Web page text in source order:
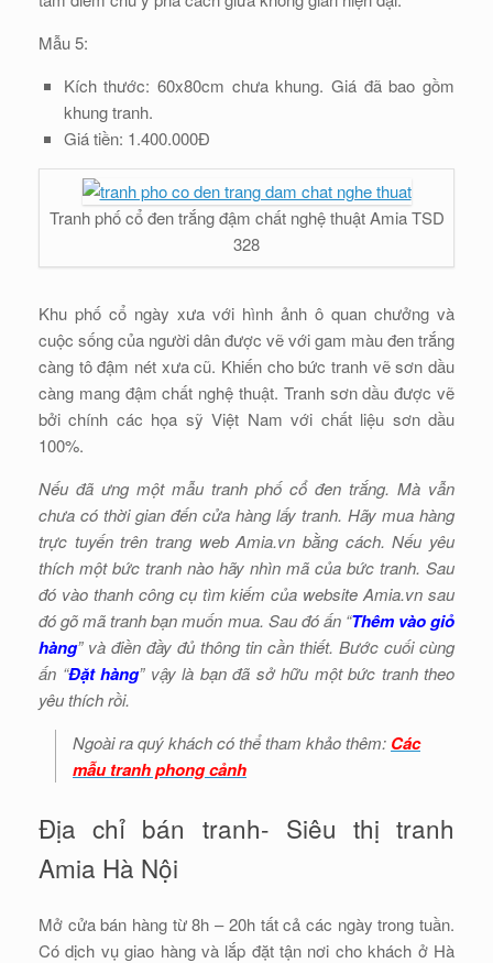
Mẫu 5:
Kích thước: 60x80cm chưa khung. Giá đã bao gồm
khung tranh.
Giá tiền: 1.400.000Đ
Tranh phố cổ đen trắng đậm chất nghệ thuật Amia TSD
328
Khu phố cổ ngày xưa với hình ảnh ô quan chưởng và
cuộc sống của người dân được vẽ với gam màu đen trắng
càng tô đậm nét xưa cũ. Khiến cho bức tranh vẽ sơn dầu
càng mang đậm chất nghệ thuật. Tranh sơn dầu được vẽ
bởi chính các họa sỹ Việt Nam với chất liệu sơn dầu
100%.
Nếu đã ưng một mẫu tranh phố cổ đen trắng. Mà vẫn
chưa có thời gian đến cửa hàng lấy tranh. Hãy mua hàng
trực tuyến trên trang web Amia.vn bằng cách. Nếu yêu
thích một bức tranh nào hãy nhìn mã của bức tranh. Sau
đó vào thanh công cụ tìm kiếm của website Amia.vn sau
đó gõ mã tranh bạn muốn mua. Sau đó ấn “Thêm vào giỏ
hàng” và điền đầy đủ thông tin cần thiết. Bước cuối cùng
ấn “Đặt hàng” vậy là bạn đã sở hữu một bức tranh theo
yêu thích rồi.
Ngoài ra quý khách có thể tham khảo thêm: Các
mẫu tranh phong cảnh
Địa chỉ bán tranh- Siêu thị tranh
Amia Hà Nội
Mở cửa bán hàng từ 8h – 20h tất cả các ngày trong tuần.
Có dịch vụ giao hàng và lắp đặt tận nơi cho khách ở Hà